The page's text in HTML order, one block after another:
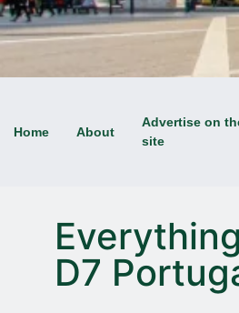
Home About
Advertise on
site
D7